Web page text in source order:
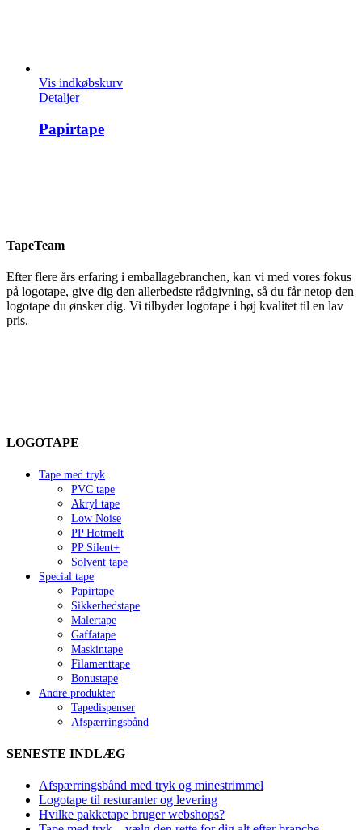
Vis indkøbskurv
Detaljer
Papirtape
TapeTeam
Efter flere års erfaring i emballagebranchen, kan vi med vores fokus
på logotape, give dig den allerbedste rådgivning, så du får netop den
logotape du ønsker dig. Vi tilbyder logotape i høj kvalitet til en lav
pris.
LOGOTAPE
Tape med tryk
PVC tape
Akryl tape
Low Noise
PP Hotmelt
PP Silent+
Solvent tape
Special tape
Papirtape
Sikkerhedstape
Malertape
Gaffatape
Maskintape
Filamenttape
Bonustape
Andre produkter
Tapedispenser
Afspærringsbånd
SENESTE INDLÆG
Afspærringsbånd med tryk og minestrimmel
Logotape til resturanter og levering
Hvilke pakketape bruger webshops?